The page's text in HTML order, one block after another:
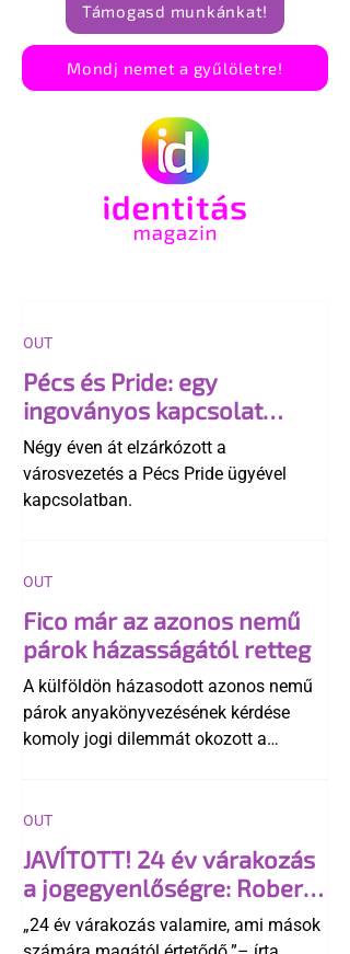
Támogasd munkánkat!
Mondj nemet a gyűlöletre!
Pécs és Pride: egy
ingoványos kapcsolat
története
Négy éven át elzárkózott a
városvezetés a Pécs Pride ügyével
kapcsolatban.
OUT
Fico már az azonos nemű
párok házasságától retteg
A külföldön házasodott azonos nemű
párok anyakönyvezésének kérdése
komoly jogi dilemmát okozott a
egyértelműen tiltja a házasságuk
elismerését. Közben az ellenzéken belül
is vita robbant ki arról, hogy vissza
kellene-e vonni a kormány konzervatív
alkotmánymódosítását
OUT
JAVÍTOTT! 24 év várakozás
a jogegyenlőségre: Robert
Biedroń megindító üzenete
a lengyel bejegyzett
„24 év várakozás valamire, ami mások
OUT